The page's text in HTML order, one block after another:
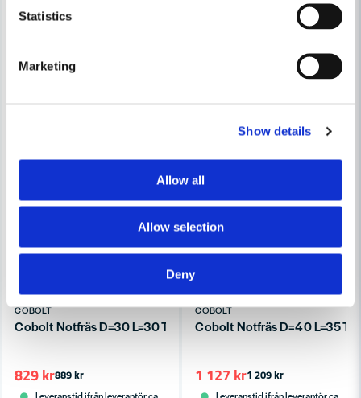
Statistics
Marketing
Show details
Allow all
Allow selection
Deny
COBOLT
Cobolt Notfräs D=30 L=30 TL=72
889 kr
829 kr
-7%
COBOLT
Cobolt Notfräs D=40 L=35
1 209 kr
1 127 kr